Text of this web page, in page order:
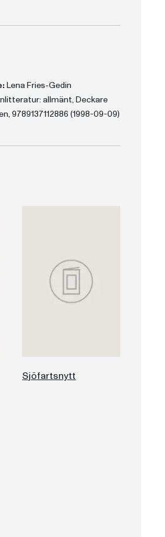
Lena Fries-Gedin
allmänt, Deckare
9789137112886 (1998-09-09)
Sjöfartsnytt